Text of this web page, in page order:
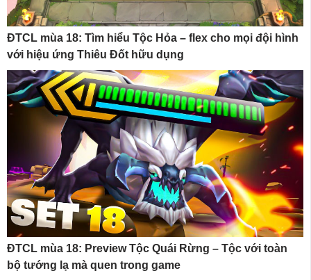
ĐTCL mùa 18: Tìm hiểu Tộc Hỏa – flex cho mọi đội hình
với hiệu ứng Thiêu Đốt hữu dụng
ĐTCL mùa 18: Preview Tộc Quái Rừng – Tộc với toàn
bộ tướng lạ mà quen trong game